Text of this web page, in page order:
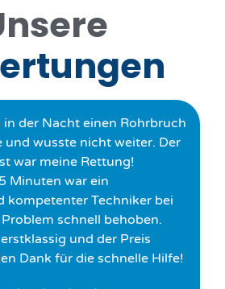
der Nacht einen Rohrbruch
und wusste nicht weiter. Der
war meine Rettung!
Minuten war ein
kompetenter Techniker bei
schnell behoben.
und der Preis
Dank für die schnelle Hilfe!